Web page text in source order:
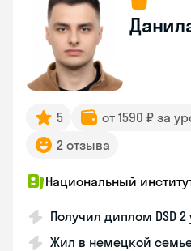
5 от 1590 ₽ за
2 отзыва
Национальный
Получил диплом DSD 2
Жил в немецкой